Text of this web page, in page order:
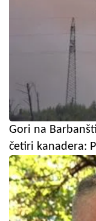
Gori na
četiri kanadera: